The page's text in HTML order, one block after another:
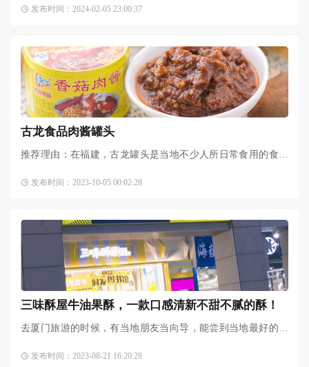
亿颗，获得世界级品鉴大赏银奖，是厦门伴手礼领导品牌。简
发布时间：2024-02-05 23:00:37
古龙食品肉酱罐头
推荐理由：在福建，古龙罐头是当地不少人所日常食用的食物
的大名。作为许多厦门人从小吃到大的罐头食品，古龙肉酱承
发布时间：2023-10-05 00:02:28
三味酥屋牛油果酥，一款口感清新不甜不腻的酥！
去厦门旅游的时候，有当地朋友当向导，能尝到当地最好的最
友强烈推荐的--三味酥屋
发布时间：2023-08-21 16:20:28